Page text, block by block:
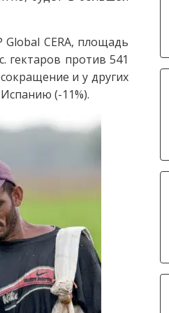
Global CERA, площадь
гектаров против 541
и у других
(-11%).